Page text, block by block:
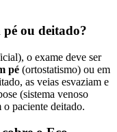
ou deitado?
o exame deve ser
pé (ortostatismo) ou em
as veias esvaziam e
(sistema venoso
paciente deitado.